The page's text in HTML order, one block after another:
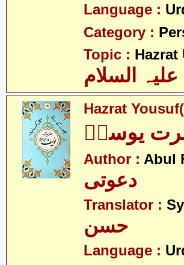
Language :
Category :
Topic : Hazrat
السلام
Hazrat
یوسفؑ
Author : Abul
دعوتی
Translator :
حسن
Language :